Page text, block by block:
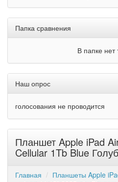
Папка сравнения
В папке нет
Наш опрос
голосования не проводится
Планшет Apple iPad
Cellular 1Tb Blue
Главная
Планшеты Apple